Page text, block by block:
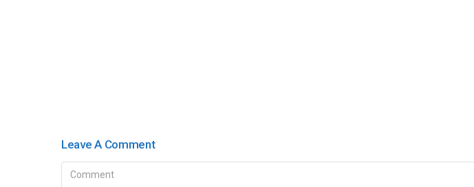
Leave A Comment
Comment